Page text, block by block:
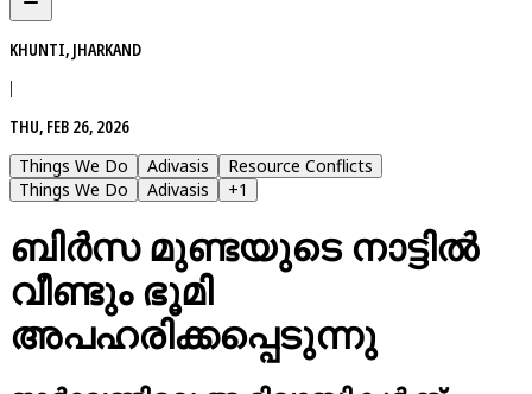
KHUNTI, JHARKAND
|
THU, FEB 26, 2026
Things We Do
Adivasis
Resource Conflicts
Things We Do
Adivasis +1
ബിർസ മുണ്ടയുടെ നാട്ടിൽ
വീണ്ടും ഭൂമി
അപഹരിക്കപ്പെടുന്നു